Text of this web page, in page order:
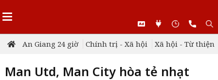
An Giang 24 giờ Chính trị - Xã hội Xã hội - Từ thiện
Man Utd, Man City hòa tẻ nhạt